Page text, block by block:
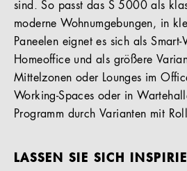
sind. So passt das S 5000 als
moderne Wohnumgebungen, in
Paneelen eignet es sich als
Homeoffice und als größere
Mittelzonen oder Lounges im
Working-Spaces oder in
Programm durch Varianten mit
LASSEN SIE SICH